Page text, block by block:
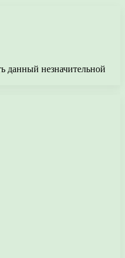
данный незначительной